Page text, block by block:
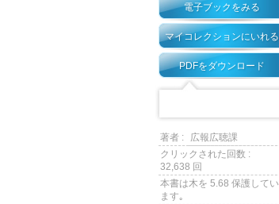
電子ブックをみる
マイコレクションにいれる
PDFをダウンロード
著者 :
広報広聴課
クリックされた回数 :
32,638 回
本書は木を 5.68 保護してい
ます｡